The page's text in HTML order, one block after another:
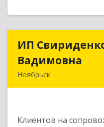
ИП
Вадимовна
Ноябрьск
Клиентов на
ИП